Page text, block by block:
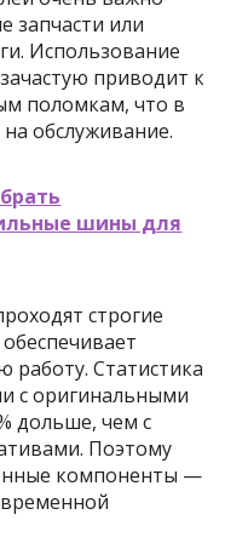
запчасти или
Использование
приводит к
поломкам, что в
обслуживание.
шины для
строгие
работу. Статистика
с оригинальными
дольше, чем с
Поэтому
компоненты —